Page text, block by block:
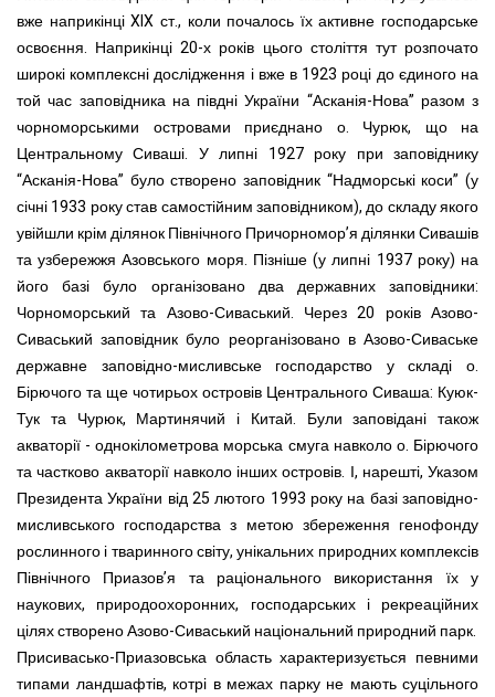
вже наприкінці XIX ст., коли почалось їх активне господарське
освоєння. Наприкінці 20-х років цього століття тут розпочато
широкі комплексні дослідження і вже в 1923 році до єдиного на
той час заповідника на півдні України “Асканія-Нова” разом з
чорноморськими островами приєднано о. Чурюк, що на
Центральному Сиваші. У липні 1927 року при заповіднику
“Асканія-Нова” було створено заповідник “Надморські коси” (у
січні 1933 року став самостійним заповідником), до складу якого
увійшли крім ділянок Північного Причорномор’я ділянки Сивашів
та узбережжя Азовського моря. Пізніше (у липні 1937 року) на
його базі було організовано два державних заповідники:
Чорноморський та Азово-Сиваський. Через 20 років Азово-
Сиваський заповідник було реорганізовано в Азово-Сиваське
державне заповідно-мисливське господарство у складі о.
Бірючого та ще чотирьох островів Центрального Сиваша: Куюк-
Тук та Чурюк, Мартинячий і Китай. Були заповідані також
акваторії - однокілометрова морська смуга навколо о. Бірючого
та частково акваторії навколо інших островів. І, нарешті, Указом
Президента України від 25 лютого 1993 року на базі заповідно-
мисливського господарства з метою збереження генофонду
рослинного і тваринного світу, унікальних природних комплексів
Північного Приазов’я та раціонального використання їх у
наукових, природоохоронних, господарських і рекреаційних
цілях створено Азово-Сиваський національний природний парк.
Присивасько-Приазовська область характеризується певними
типами ландшафтів, котрі в межах парку не мають суцільного